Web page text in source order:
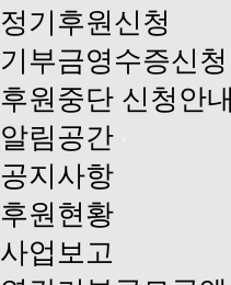
정기후원신청
기부금영수증신청
후원중단 신청안내
알림공간
공지사항
후원현황
사업보고